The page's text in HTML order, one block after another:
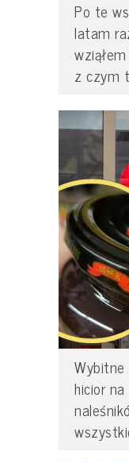
Po te
latam
z czym
hicior